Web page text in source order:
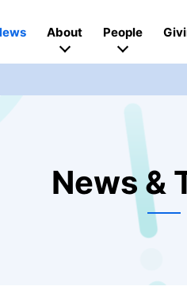
About People
News &